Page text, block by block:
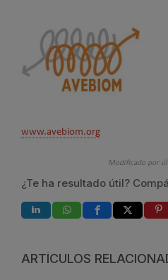
www.avebiom.org
Modificado por
¿Te ha resultado útil?
ARTÍCULOS